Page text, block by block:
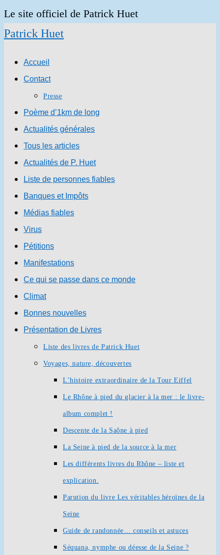
Skip
to
Le site officiel de Patrick Huet
Patrick Huet
Accueil
Contact
Presse
Poème d’1km de long
Actualités générales
Tous les articles
Actualités de P. Huet
Liste de personnes fiables
Banques et Impôts
Médias fiables
Virus
Pétitions
Manifestations
Ce qui se passe dans ce monde
Climat
Bonnes nouvelles
Présentation de Livres
Liste des livres de Patrick Huet
Voyages, nature, découvertes
L’histoire extraordinaire de la Tour Eiffel
Le Rhône à pied du glacier à la mer : le livre-
album complet !
Descente de la Saône à pied
La Seine à pied de la source à la mer
Les différents livres du Rhône – liste et
explication.
Parution du livre Les véritables héroïnes de la
Seine
Guide de randonnée… conseils et astuces
Séquana, nymphe ou déesse de la Seine ?